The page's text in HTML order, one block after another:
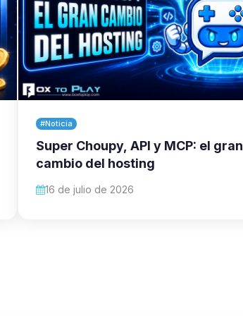
#Noticia
Super Choupy, API y MCP: el gran
cambio del hosting
16 de julio de 2026